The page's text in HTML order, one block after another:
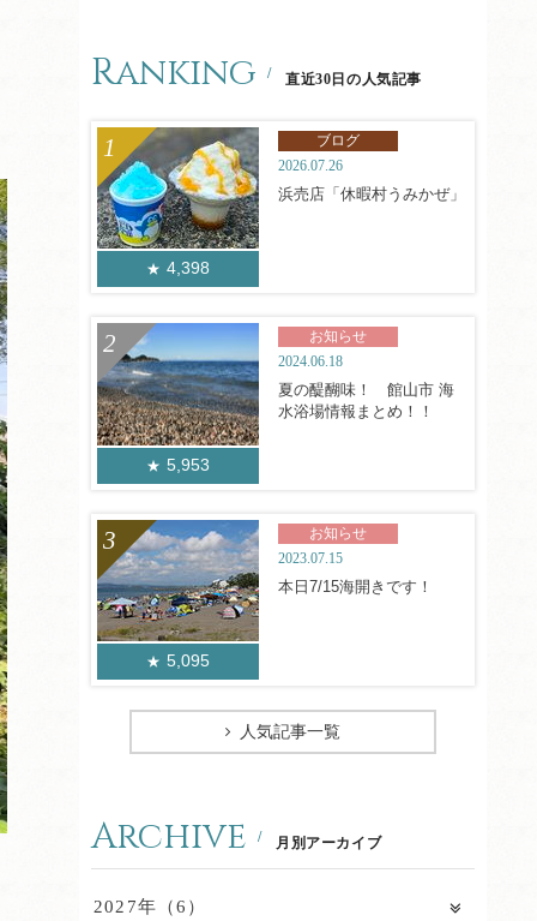
Ranking 直近30日の人気記事
4,398
ブログ
2026.07.26
浜売店「休暇村うみかぜ」
5,953
お知らせ
2024.06.18
夏の醍醐味！ 館山市 海
水浴場情報まとめ！！
5,095
お知らせ
2023.07.15
本日7/15海開きです！
人気記事一覧
Archive 月別アーカイブ
2027年（6）